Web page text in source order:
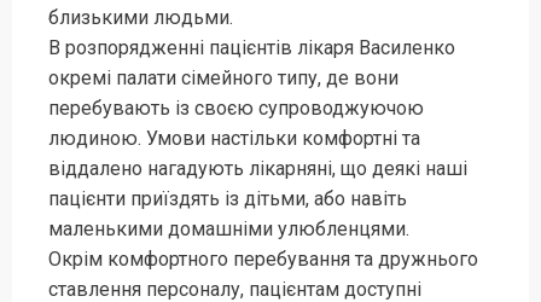
близькими людьми.
В розпорядженні пацієнтів лікаря Василенко
окремі палати сімейного типу, де вони
перебувають із своєю супроводжуючою
людиною. Умови настільки комфортні та
віддалено нагадують лікарняні, що деякі наші
пацієнти приїздять із дітьми, або навіть
маленькими домашніми улюбленцями.
Окрім комфортного перебування та дружнього
ставлення персоналу, пацієнтам доступні